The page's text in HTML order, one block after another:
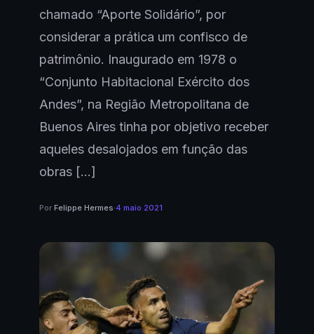
chamado “Aporte Solidário”, por
considerar a prática um confisco de
patrimônio. Inaugurado em 1978 o
“Conjunto Habitacional Exército dos
Andes”, na Região Metropolitana de
Buenos Aires tinha por objetivo receber
aqueles desalojados em função das
obras […]
Por Felippe Hermes·4 maio 2021